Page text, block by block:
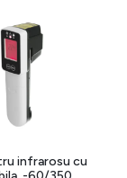
infrarosu cu